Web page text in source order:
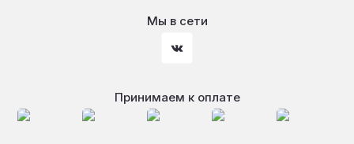
Мы в сети
Принимаем к оплате